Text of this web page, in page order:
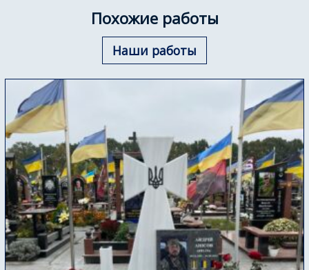
Похожие работы
Наши работы